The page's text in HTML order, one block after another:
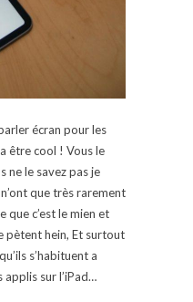
écran pour les
être cool ! Vous le
ne le savez pas je
que très rarement
que c’est le mien et
pètent hein, Et surtout
s’habituent a
applis sur l’iPad…